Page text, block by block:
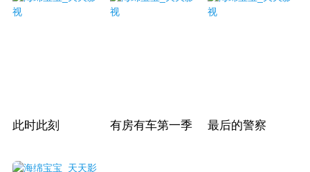
此时此刻 有房有车第一季 最后的警察